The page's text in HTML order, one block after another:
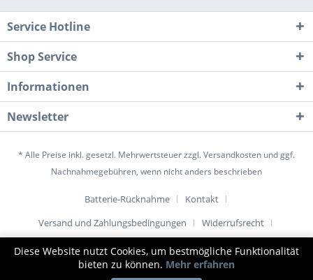
Service Hotline
Shop Service
Informationen
Newsletter
* Alle Preise inkl. gesetzl. Mehrwertsteuer zzgl.Versandkosten und ggf.
Nachnahmegebühren, wenn nicht anders beschrieben
Batterie-Rücknahme
Kontakt
Versand und Zahlungsbedingungen
Widerrufsrecht
Datenschutz
AGB
Impressum
© www.1001-tuer.de |
Diese Website nutzt Cookies, um bestmögliche Funktionalität
bieten zu können. Mehr erfahren